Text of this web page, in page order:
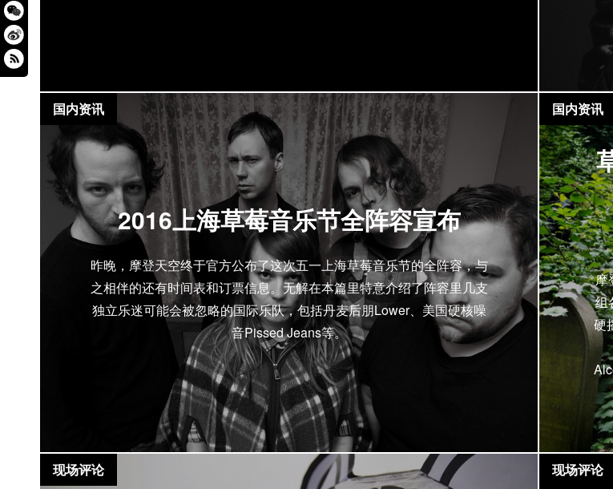
2016上海草莓音乐节全阵容宣布
昨晚，摩登天空终于官方公布了这次五一上海草莓音乐节的全阵容，与
之相伴的还有时间表和订票信息。无解在本篇里特意介绍了阵容里几支
独立乐迷可能会被忽略的国际乐队，包括丹麦后朋Lower、美国硬核噪
音Pissed Jeans等。
国内资讯
摩
组
硬
国内资讯
现场评论 现场评论